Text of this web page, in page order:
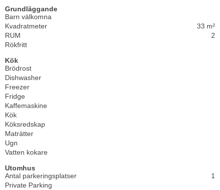
Grundläggande
Barn välkomna
Kvadratmeter
33 m²
RUM
2
Rökfritt
Kök
Brödrost
Dishwasher
Freezer
Fridge
Kaffemaskine
Kök
Köksredskap
Maträtter
Ugn
Vatten kokare
Utomhus
Antal parkeringsplatser
1
Private Parking